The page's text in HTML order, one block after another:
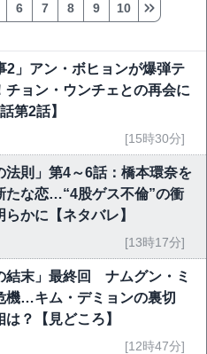
6 7 8 9 10
2」アン・ボヒョンが爆弾テ
チョン・ウンチェとの再会に
第2話】
[15時30分]
法則」第4～6話：橋本環奈を
たな恋…“4股ゲス不倫”の衝
かに【ネタバレ】
[13時17分]
結末」最終回 ナムグン・ミ
機…キム・デミョンの裏切
は？【見どころ】
[12時47分]